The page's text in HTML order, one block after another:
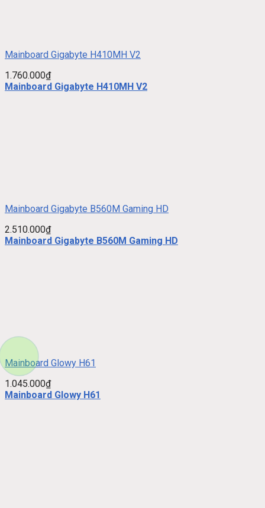
Mainboard Gigabyte H410MH V2
1.760.000₫
Mainboard Gigabyte H410MH V2
Mainboard Gigabyte B560M Gaming HD
2.510.000₫
Mainboard Gigabyte B560M Gaming HD
Mainboard Glowy H61
1.045.000₫
Mainboard Glowy H61